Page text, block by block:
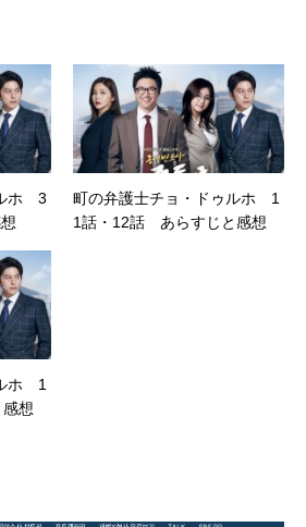
ホ 3
町の弁護士チョ・ドゥルホ 1
1話・12話 あらすじと感想
ホ 1
想